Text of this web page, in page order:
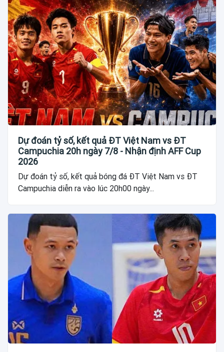
Dự đoán tỷ số, kết quả ĐT Việt Nam vs ĐT
Campuchia 20h ngày 7/8 - Nhận định AFF Cup
2026
Dự đoán tỷ số, kết quả bóng đá ĐT Việt Nam vs ĐT
Campuchia diễn ra vào lúc 20h00 ngày...